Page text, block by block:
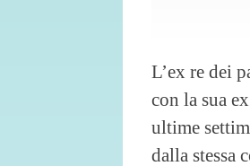
L’ex re dei
con la sua
ultime
dalla stessa